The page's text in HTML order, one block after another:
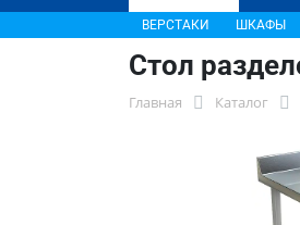
ВЕРСТАКИ ШКАФЫ
Стол
Главная Каталог